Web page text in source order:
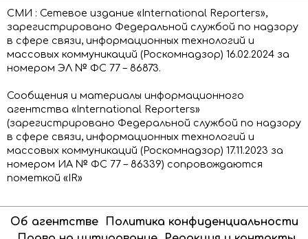
СМИ : Сетевое издание «International Reporters»,
зарегистрировано Федеральной службой по надзору
в сфере связи, информационных технологий и
массовых коммуникаций (Роскомнадзор) 16.02.2024 за
номером ЭЛ № ФС 77 – 86873.
Сообщения и материалы информационного
агентства «International Reporters»
(зарегистрировано Федеральной службой по надзору
в сфере связи, информационных технологий и
массовых коммуникаций (Роскомнадзор) 17.11.2023 за
номером ИА № ФС 77 – 86339) сопровождаются
пометкой «IR»
Об агентстве
Политика конфиденциальности